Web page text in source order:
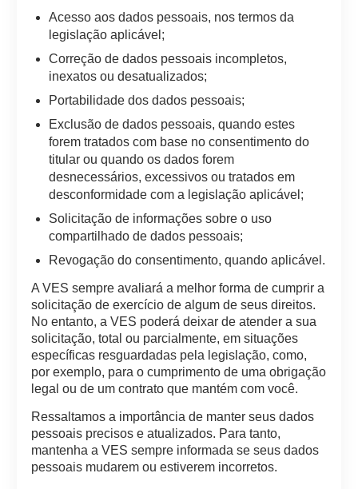
Acesso aos dados pessoais, nos termos da
legislação aplicável;
Correção de dados pessoais incompletos,
inexatos ou desatualizados;
Portabilidade dos dados pessoais;
Exclusão de dados pessoais, quando estes
forem tratados com base no consentimento do
titular ou quando os dados forem
desnecessários, excessivos ou tratados em
desconformidade com a legislação aplicável;
Solicitação de informações sobre o uso
compartilhado de dados pessoais;
Revogação do consentimento, quando aplicável.
A VES sempre avaliará a melhor forma de cumprir a
solicitação de exercício de algum de seus direitos.
No entanto, a VES poderá deixar de atender a sua
solicitação, total ou parcialmente, em situações
específicas resguardadas pela legislação, como,
por exemplo, para o cumprimento de uma obrigação
legal ou de um contrato que mantém com você.
Ressaltamos a importância de manter seus dados
pessoais precisos e atualizados. Para tanto,
mantenha a VES sempre informada se seus dados
pessoais mudarem ou estiverem incorretos.